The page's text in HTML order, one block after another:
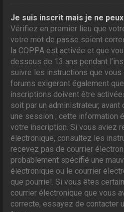
Je suis inscrit mais je ne
Vérifiez en premier lieu que
votre mot de passe soient
la COPPA est activée et que
dessous de 13 ans pendant
suivre les instructions que vous
forums exigeront également
inscriptions doivent être
soit par un administrateur,
une session ; cette information
votre inscription. Si vous aviez
électronique, consultez les
recevez pas de courrier
probablement spécifié une
électronique ou le courrier
que pourriel. Si vous êtes
courrier électronique que vous
correcte, essayez de contacter